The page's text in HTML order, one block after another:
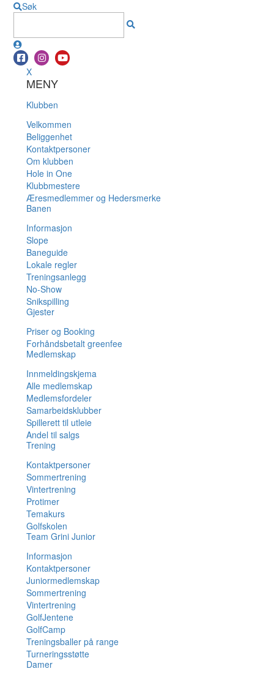
Søk
X
MENY
Klubben
Velkommen
Beliggenhet
Kontaktpersoner
Om klubben
Hole in One
Klubbmestere
Æresmedlemmer og Hedersmerke
Banen
Informasjon
Slope
Baneguide
Lokale regler
Treningsanlegg
No-Show
Snikspilling
Gjester
Priser og Booking
Forhåndsbetalt greenfee
Medlemskap
Innmeldingskjema
Alle medlemskap
Medlemsfordeler
Samarbeidsklubber
Spillerett til utleie
Andel til salgs
Trening
Kontaktpersoner
Sommertrening
Vintertrening
Protimer
Temakurs
Golfskolen
Team Grini Junior
Informasjon
Kontaktpersoner
Juniormedlemskap
Sommertrening
Vintertrening
GolfJentene
GolfCamp
Treningsballer på range
Turneringsstøtte
Damer